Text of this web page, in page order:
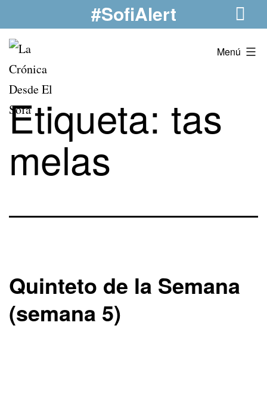
al
contenido
#SofiAlert
La
Crónica
Desde
El
Sofá
Menú
Etiqueta: tas
melas
Quinteto de la Semana
(semana 5)